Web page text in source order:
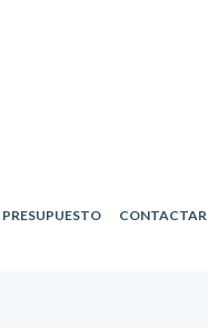
CONTACTAR